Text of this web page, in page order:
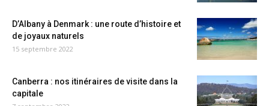
D’Albany à Denmark : une route d’histoire et
de joyaux naturels
15 septembre 2022
Canberra : nos itinéraires de visite dans la
capitale